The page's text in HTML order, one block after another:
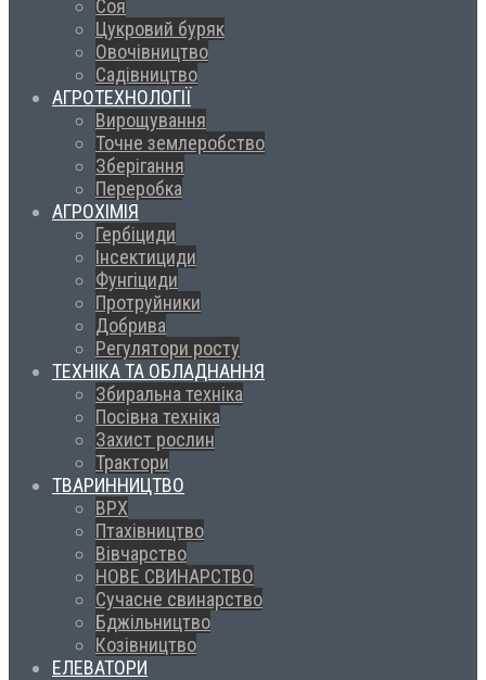
Соя
Цукровий буряк
Овочівництво
Садівництво
АГРОТЕХНОЛОГІЇ
Вирощування
Точне землеробство
Зберігання
Переробка
АГРОХІМІЯ
Гербіциди
Інсектициди
Фунгіциди
Протруйники
Добрива
Регулятори росту
ТЕХНІКА ТА ОБЛАДНАННЯ
Збиральна техніка
Посівна техніка
Захист рослин
Трактори
ТВАРИННИЦТВО
ВРХ
Птахівництво
Вівчарство
НОВЕ СВИНАРСТВО
Сучасне свинарство
Бджільництво
Козівництво
ЕЛЕВАТОРИ